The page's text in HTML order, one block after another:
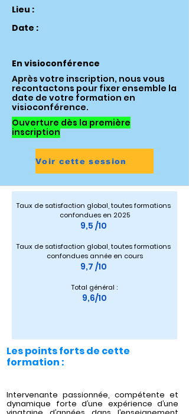
Lieu :
Date :
En visioconférence
Après votre inscription, nous vous
recontactons pour fixer ensemble la
date de votre formation en
visioconférence.
Ouverture dès la première
inscription
Voir cette session
Taux de satisfaction global, toutes formations
confondues en 2025
9,5 /10
Taux de satisfaction global, toutes formations
confondues année en cours
9,7 /10
Total général :
9,6/10
Les points forts de cette
formation :
Intervenante passionnée, compétente et
dynamique forte d’une expérience d’une